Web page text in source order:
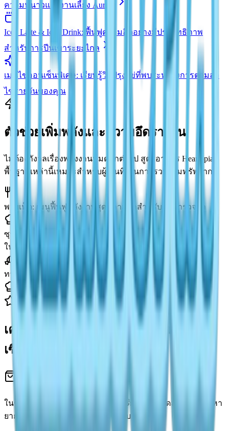
ความหนาวและงานเลี้ยง Aurora
Iced Latte & Iced Drink: ฟื้นฟูความอึดอย่างมีประสิทธิภาพ
สำหรับการปีนเขาระยะไกล
เมนูไข่ออนเซ็นพิเศษ: เรียนรู้วิธีปรุงไข่ที่พบระหว่างการตามล่า
ไข่รายวันของคุณ
ตัวช่วยเพิ่มพลังและความอึดรายวัน
ไม่ต้องกังวลเรื่องพลังงานหมดอีกต่อไป สูตรอาหาร Heartopia
พื้นฐานเหล่านี้เหมาะสำหรับผู้เล่นที่เน้นการรวบรวมทรัพยากร
พายเห็ด: เมนูฟื้นฟูพลังงานสุดคลาสสิกสำหรับนักสำรวจป่า
ซุปผัก: สารอาหารครบถ้วนในราคาประหยัดสำหรับพลเมือง
ใหม่
ทาร์ตผลไม้: ขนมยามบ่ายที่สมบูรณ์แบบสำหรับนักจัดสวน
เคล็ดลับและเทคนิคการทำอาหารระดับ
เซียน
ในขณะที่อาหารหลายอย่างค้นพบได้จากการทดลอง แต่สูตรหา
ยากมักซ่อนอยู่หลังระดับมิตรภาพกับ NPC